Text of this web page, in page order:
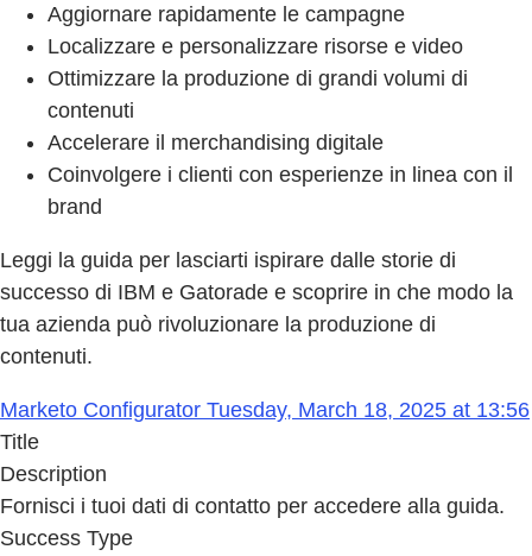
Aggiornare rapidamente le campagne
Localizzare e personalizzare risorse e video
Ottimizzare la produzione di grandi volumi di
contenuti
Accelerare il merchandising digitale
Coinvolgere i clienti con esperienze in linea con il
brand
Leggi la guida per lasciarti ispirare dalle storie di
successo di IBM e Gatorade e scoprire in che modo la
tua azienda può rivoluzionare la produzione di
contenuti.
Marketo Configurator Tuesday, March 18, 2025 at 13:56
Title
Description
Fornisci i tuoi dati di contatto per accedere alla guida.
Success Type